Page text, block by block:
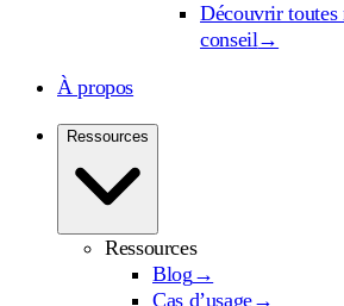
Découvrir toutes
conseil→
À propos
Ressources
Ressources
Blog →
Cas d’usage→